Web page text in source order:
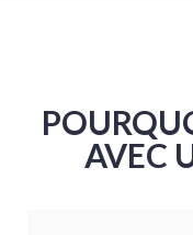
AVEC